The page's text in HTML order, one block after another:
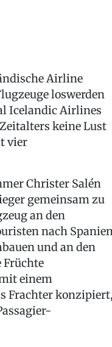
Airline
loswerden
Icelandic Airlines
keine Lust
vier
Christer Salén
gemeinsam zu
an den
nach
und an den
Früchte
einem
Frachter konzipiert,